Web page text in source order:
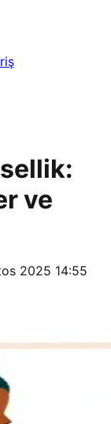
ve
2025 14:55